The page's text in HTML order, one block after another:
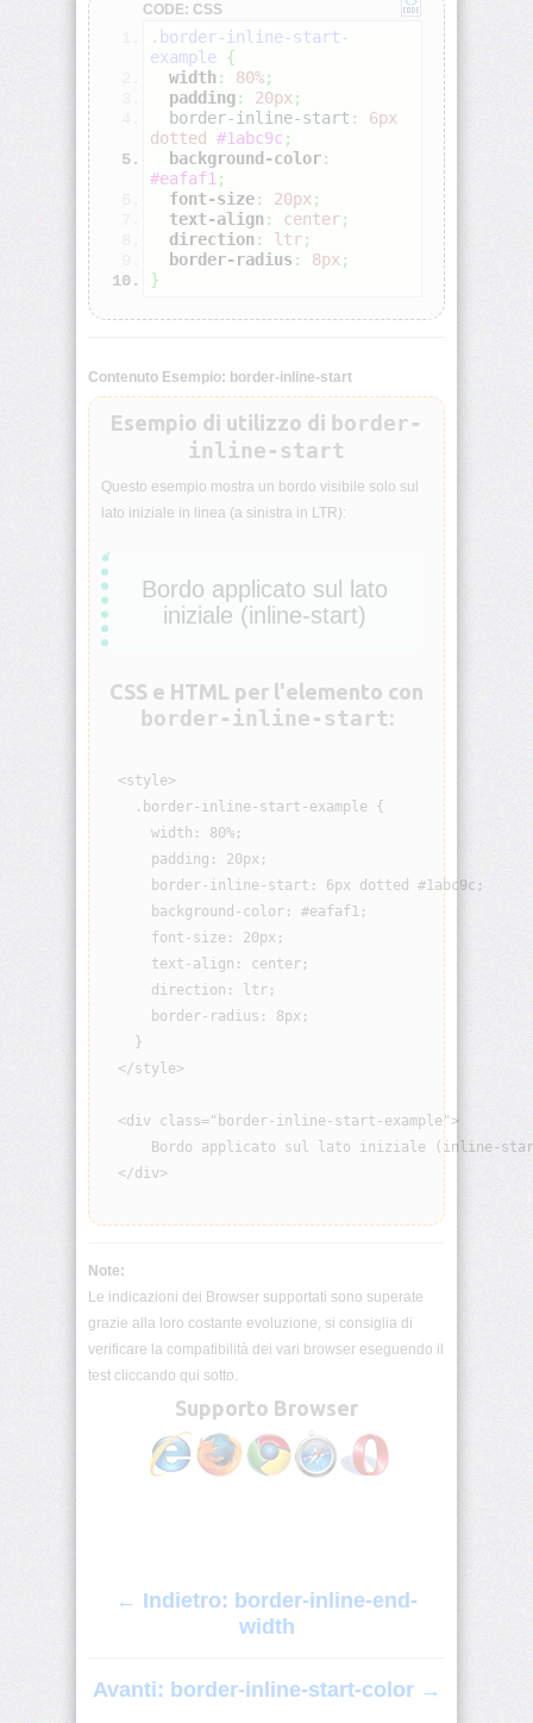
align-
content
align-
items
align-
self
all
animation
delay
animation-
direction
animation-
duration
animation-
fill-
mode
animation-
iteration-
count
animation-
name
animation-
play-
state
animation-
timing-
function
aspect-
ratio
backdrop-
filter
backface-
visibility
background
background-
CODE: CSS
.border-inline-start-
example
{
width : 80%;
padding: 20px ;
  border-inline-start
:
6px
dotted
#1abc9c ;
background-color:
#eafaf1 ;
font-size: 20px ;
text-align : center;
direction : ltr;
border-radius : 8px ;
}
Contenuto Esempio: border-inline-start
Esempio di utilizzo di border-
inline-start
Questo esempio mostra un bordo visibile solo sul
lato iniziale in linea (a sinistra in LTR):
Bordo applicato sul lato
iniziale (inline-start)
CSS e HTML per l'elemento con
border-inline-start:
  <style>
    .border-inline-start-example {
      width: 80%;
      padding: 20px;
      border-inline-start: 6px dotted #1abc9c;
      background-color: #eafaf1;
      font-size: 20px;
      text-align: center;
      direction: ltr;
      border-radius: 8px;
    }
  </style>
  <div class="border-inline-start-example">
Bordo applicato sul lato iniziale (inline-
  </div>
Note:
Le indicazioni dei Browser supportati sono superate
grazie alla loro costante evoluzione, si consiglia di
verificare la compatibilità dei vari browser eseguendo il
test cliccando qui sotto.
Supporto Browser
← Indietro: border-inline-end-
width
Avanti: border-inline-start-color →